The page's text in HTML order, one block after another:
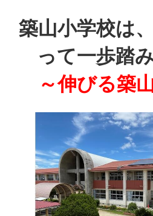
築山小学校は
って一歩踏
～伸びる築